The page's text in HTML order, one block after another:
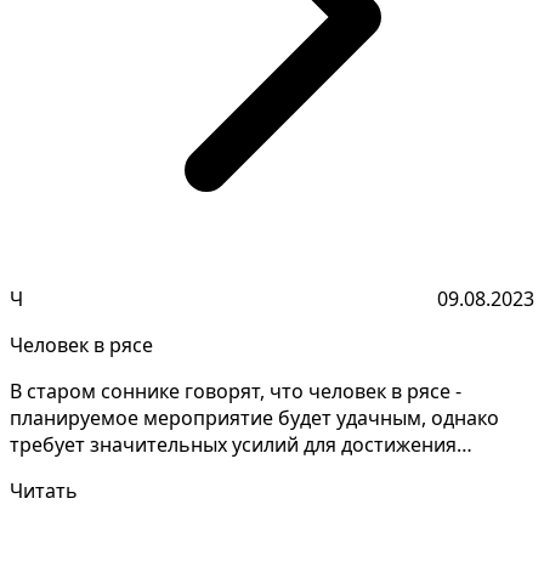
Ч
09.08.2023
Человек в рясе
В старом соннике говорят, что человек в рясе -
планируемое мероприятие будет удачным, однако
требует значительных усилий для достижения
Читать